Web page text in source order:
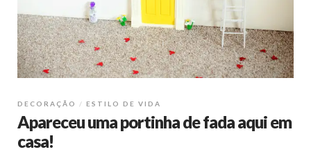
DECORAÇÃO ESTILO DE VIDA
Apareceu uma portinha de fada aqui em
casa!